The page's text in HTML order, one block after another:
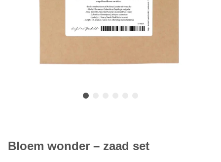
Bloem wonder – zaad set